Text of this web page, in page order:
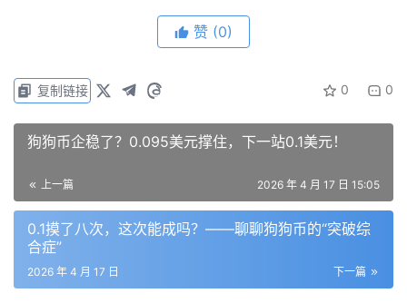
调做多为主，但必须控制节奏，避免在高位追涨。
至于山寨板块，在主流上涨后进入缩量整理阶段，资金开始
但这种结构性行情往往不可持续，一旦主流转弱或情绪降
温，资金撤离速度也会很快，回调风险正在逐步累积。
行情还没走完，但已经进入高风险区间——机会在回调里，
不在追涨中。
赞 (0)
0 0
复制链接
狗狗币企稳了？0.095美元撑住，下一站0.1美元！
上一篇 2026 年 4 月 17 日 15:05
0.1摸了八次，这次能成吗？——聊聊狗狗币的“突破综
合症”
下一篇
2026 年 4 月 17 日